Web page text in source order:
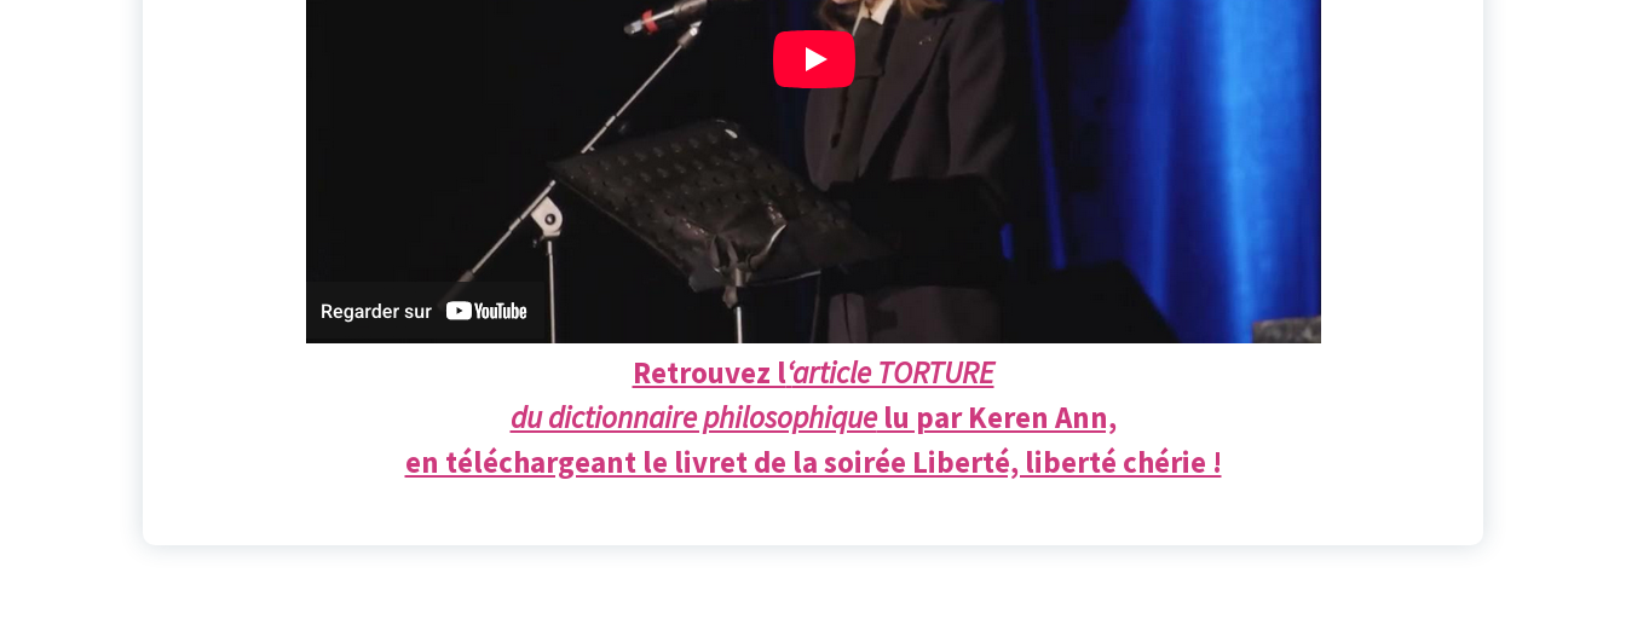
Retrouvez l‘article TORTURE
du dictionnaire philosophiquelu par Keren Ann,
en téléchargeant le livret de la soirée Liberté, liberté chérie !